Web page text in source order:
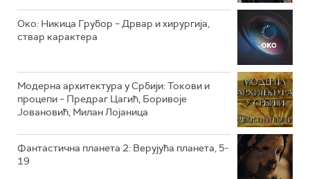
Око: Никица Грубор – Дрвар и хирургија,
ствар карактера
Модерна архитектура у Србији: Токови и
процепи – Предраг Цагић, Боривоје
Јовановић, Милан Лојаница
Фантастична планета 2: Верујућа планета, 5-
19